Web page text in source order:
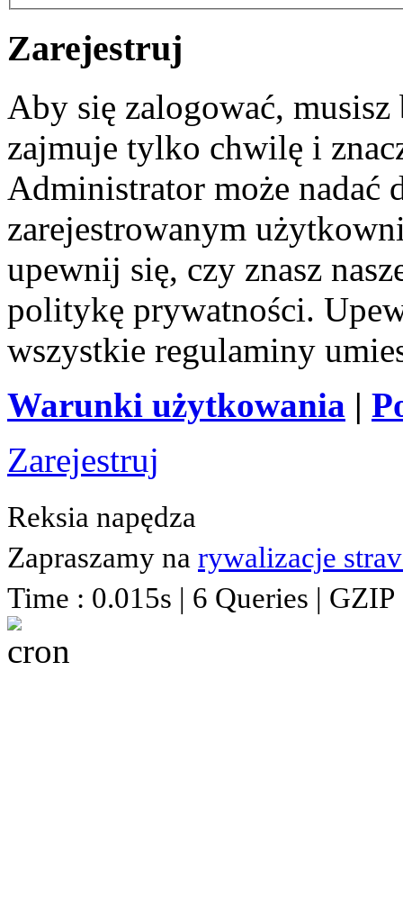
Zarejestruj
Aby się zalogować,
zajmuje tylko chwilę i
Administrator może nadać
zarejestrowanym
upewnij się, czy znasz
politykę prywatności.
wszystkie regulaminy
Warunki użytkowania |
Zarejestruj
Reksia napędza
Zapraszamy na rywalizacje
Time : 0.015s | 6 Queries |